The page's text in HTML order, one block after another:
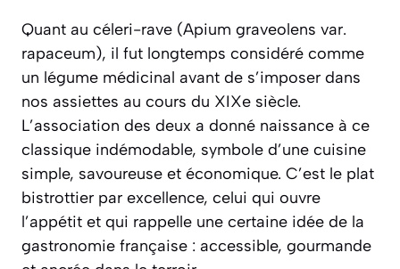
Quant au céleri-rave (Apium graveolens var.
rapaceum), il fut longtemps considéré comme
un légume médicinal avant de s’imposer dans
nos assiettes au cours du XIXe siècle.
L’association des deux a donné naissance à ce
classique indémodable, symbole d’une cuisine
simple, savoureuse et économique. C’est le plat
bistrottier par excellence, celui qui ouvre
l’appétit et qui rappelle une certaine idée de la
gastronomie française : accessible, gourmande